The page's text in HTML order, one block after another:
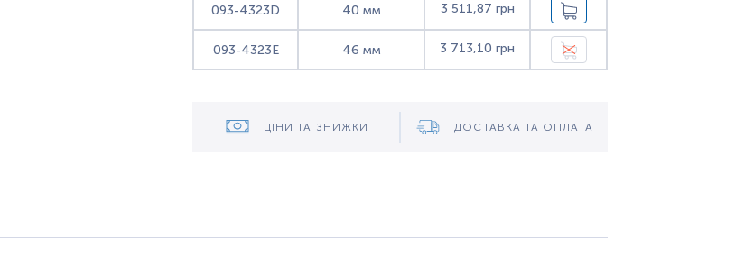
093-4323D 40 мм 3 511,87 грн
093-4323E 46 мм 3 713,10 грн
ЦІНИ ТА ЗНИЖКИ ДОСТАВКА ТА ОПЛАТА